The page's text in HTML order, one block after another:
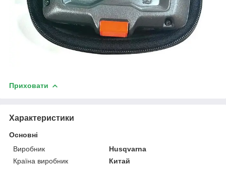
Приховати
Характеристики
Основні
Виробник
Husqvarna
Країна виробник
Китай